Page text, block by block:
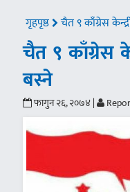
गृहपृष्ठ चैत ९ काँग्रेस
चैत ९ काँग्रेस
बस्ने
फागुन २६, २०७४ |